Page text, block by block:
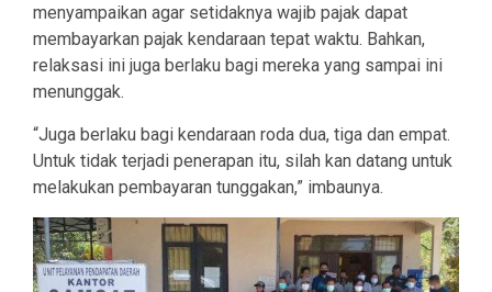
menyampaikan agar setidaknya wajib pajak dapat
membayarkan pajak kendaraan tepat waktu. Bahkan,
relaksasi ini juga berlaku bagi mereka yang sampai ini
menunggak.
“Juga berlaku bagi kendaraan roda dua, tiga dan empat.
Untuk tidak terjadi penerapan itu, silah kan datang untuk
melakukan pembayaran tunggakan,” imbaunya.